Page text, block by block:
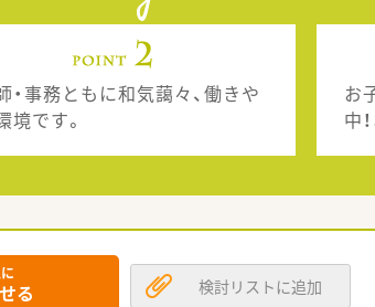
・事務ともに和気藹々、働きや
境です。
お
中
る 検討リストに追加